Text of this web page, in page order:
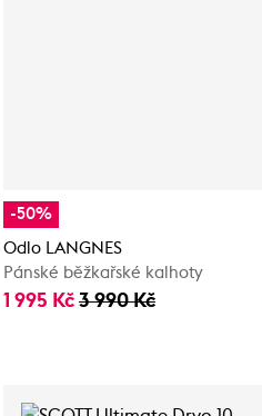
-50%
Odlo LANGNES
Pánské běžkařské kalhoty
1 995 Kč 3 990 Kč